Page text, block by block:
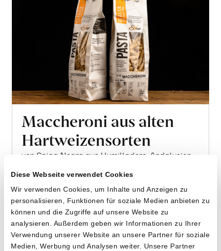
Diese Webseite verwendet Cookies
Wir verwenden Cookies, um Inhalte und Anzeigen zu
personalisieren, Funktionen für soziale Medien anbieten zu
können und die Zugriffe auf unsere Website zu
analysieren. Außerdem geben wir Informationen zu Ihrer
Verwendung unserer Website an unsere Partner für soziale
Medien, Werbung und Analysen weiter. Unsere Partner
Maccheroni aus alten
Hartweizensorten
von Spiga Negra aus Humilladero, Andalusien
2 x 400g
CHF11.90
CHF1.49 pro 100g
den
Warenkorb